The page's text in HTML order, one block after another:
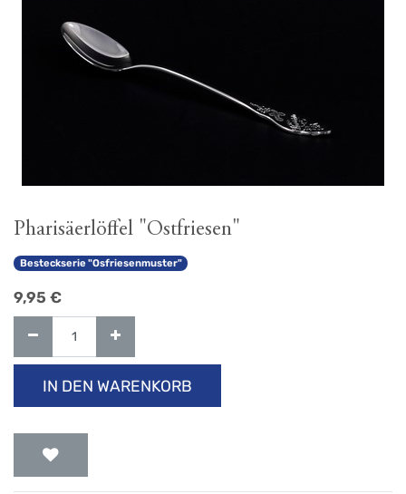
Pharisäerlöffel "Ostfriesen"
Besteckserie "Osfriesenmuster"
9,95 €
IN DEN WARENKORB